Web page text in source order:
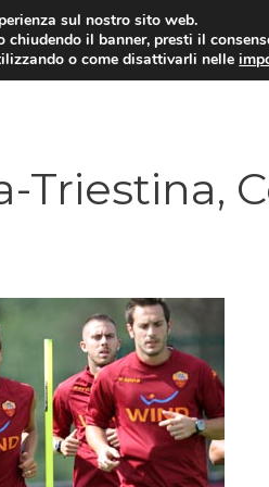
CALCIOMERCATO
Triestina,
sul nostro sito web.
il banner, presti il
o come disattivarli nelle